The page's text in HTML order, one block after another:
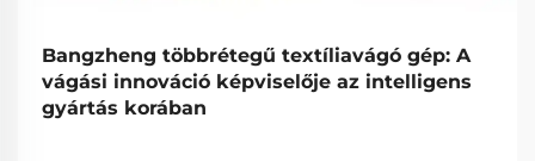
Bangzheng többrétegű textíliavágó gép: A
vágási innováció képviselője az intelligens
gyártás korában